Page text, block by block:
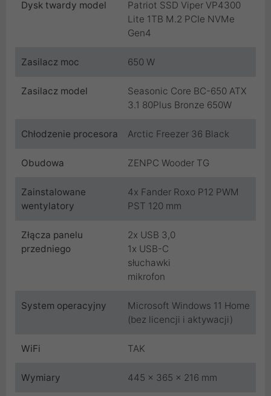
Dysk twardy model
Patriot SSD Viper VP4300
Lite 1TB M.2 PCIe NVMe
Gen4
Zasilacz moc 650 W
Zasilacz model
Seasonic Core BC-650 ATX
3.1 80Plus Bronze 650W
Chłodzenie procesora Arctic Freezer 36 Black
Obudowa ZENPC Wooder TG
Zainstalowane
wentylatory
4x Fander Roxo P12 PWM
PST 120 mm
Złącza panelu
przedniego
2x USB 3,0
1x USB-C
słuchawki
mikrofon
System operacyjny
Microsoft Windows 11 Home
(bez licencji i aktywacji)
WiFi TAK
Wymiary 445 x 365 x 216 mm